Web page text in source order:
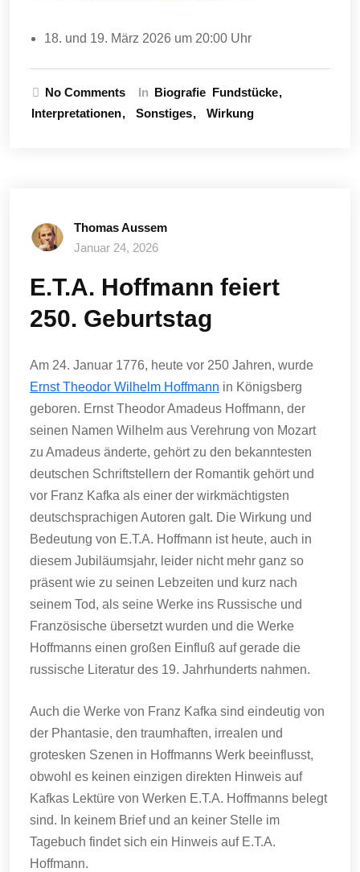
18. und 19. März 2026 um 20:00 Uhr
No Comments In Biografie Fundstücke
Interpretationen
Sonstiges Wirkung
Thomas Aussem
Januar 24, 2026
E.T.A. Hoffmann feiert
250. Geburtstag
Am 24. Januar 1776, heute vor 250 Jahren, wurde
Ernst Theodor Wilhelm Hoffmann in Königsberg
geboren. Ernst Theodor Amadeus Hoffmann, der
seinen Namen Wilhelm aus Verehrung von Mozart
zu Amadeus änderte, gehört zu den bekanntesten
deutschen Schriftstellern der Romantik gehört und
vor Franz Kafka als einer der wirkmächtigsten
deutschsprachigen Autoren galt. Die Wirkung und
Bedeutung von E.T.A. Hoffmann ist heute, auch in
diesem Jubiläumsjahr, leider nicht mehr ganz so
präsent wie zu seinen Lebzeiten und kurz nach
seinem Tod, als seine Werke ins Russische und
Französische übersetzt wurden und die Werke
Hoffmanns einen großen Einfluß auf gerade die
russische Literatur des 19. Jahrhunderts nahmen.
Auch die Werke von Franz Kafka sind eindeutig von
der Phantasie, den traumhaften, irrealen und
grotesken Szenen in Hoffmanns Werk beeinflusst,
obwohl es keinen einzigen direkten Hinweis auf
Kafkas Lektüre von Werken E.T.A. Hoffmanns belegt
sind. In keinem Brief und an keiner Stelle im
Tagebuch findet sich ein Hinweis auf E.T.A.
Hoffmann.